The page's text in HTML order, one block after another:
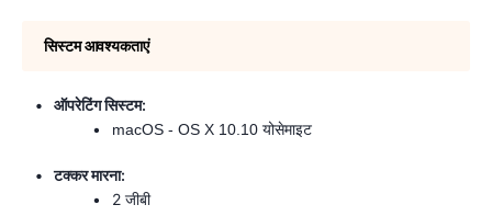
सिस्टम आवश्यकताएं
ऑपरेटिंग सिस्टम:
macOS - OS X 10.10 योसेमाइट
टक्कर मारना:
2 जीबी